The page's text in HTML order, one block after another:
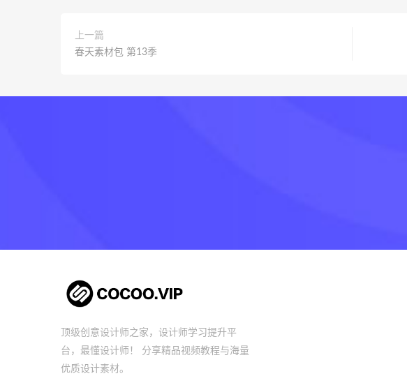
上一篇
春天素材包 第13季
顶级创意设计师之家，设计师学习提升平
台，最懂设计师！ 分享精品视频教程与海量
优质设计素材。